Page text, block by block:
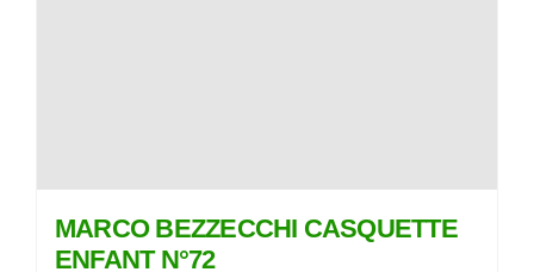
MARCO BEZZECCHI CASQUETTE
ENFANT N°72